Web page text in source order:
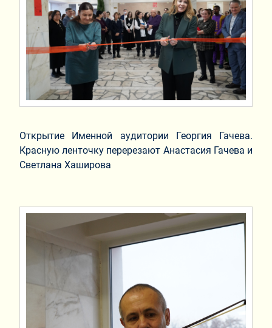
Открытие Именной аудитории Георгия Гачева.
Красную ленточку перерезают Анастасия Гачева и
Светлана Хаширова